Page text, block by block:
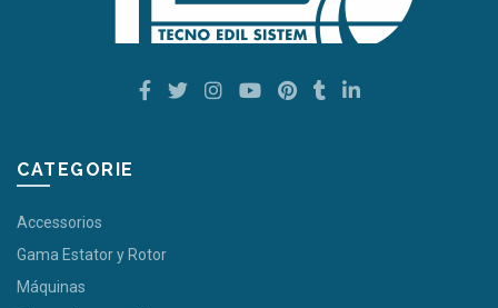
CATEGORIE
Accessorios
Gama Estator y Rotor
Máquinas